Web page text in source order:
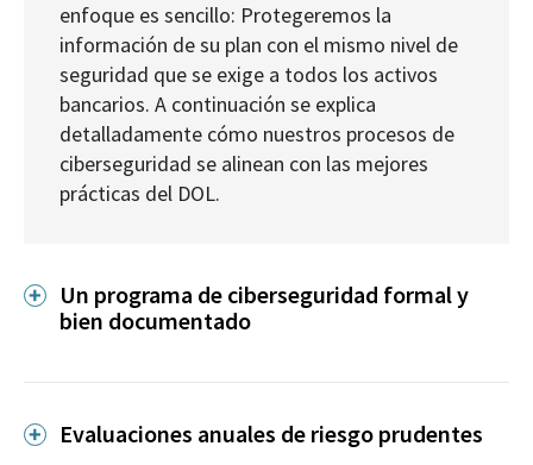
enfoque es sencillo: Protegeremos la
información de su plan con el mismo nivel de
seguridad que se exige a todos los activos
bancarios. A continuación se explica
detalladamente cómo nuestros procesos de
ciberseguridad se alinean con las mejores
prácticas del DOL.
Un programa de ciberseguridad formal y
bien documentado
Evaluaciones anuales de riesgo prudentes